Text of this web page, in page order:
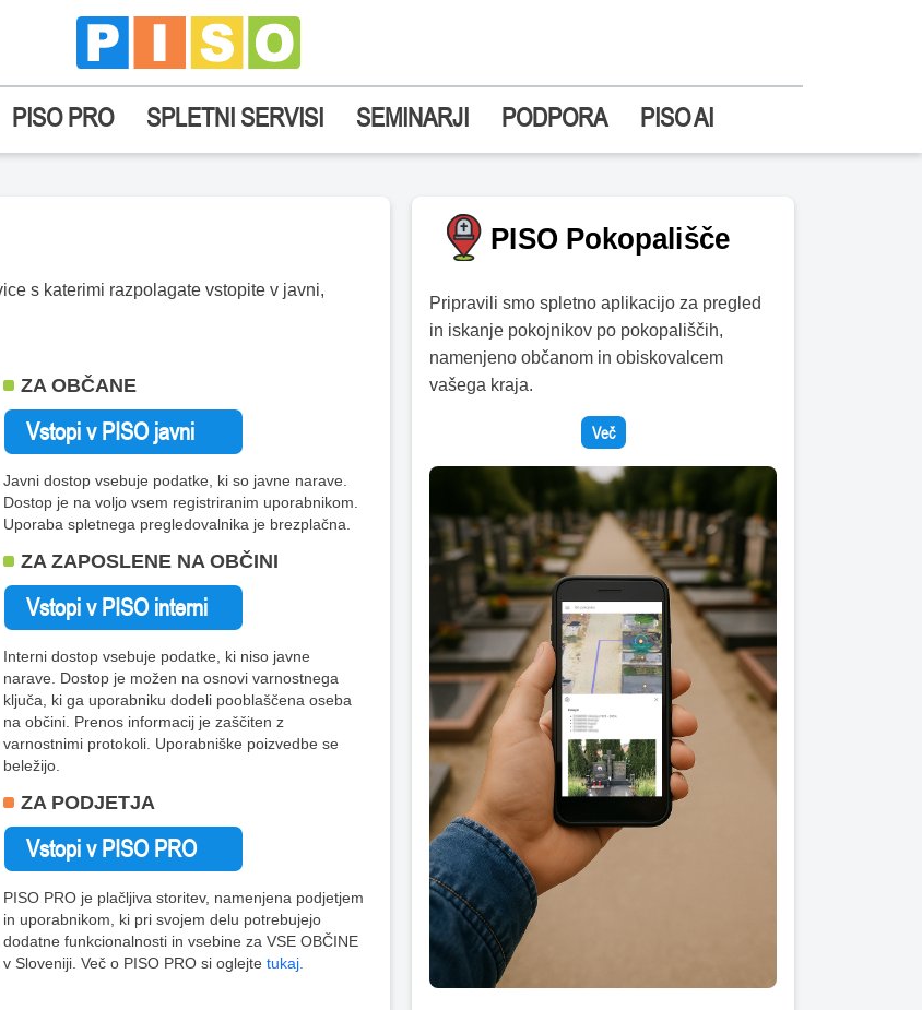
PISO PRO SPLETNI SERVISI SEMINARJI PODPORA PISO AI
s katerimi razpolagate vstopite v javni,
ZA OBČANE
Javni dostop vsebuje podatke, ki so javne narave.
Dostop je na voljo vsem registriranim uporabnikom.
Uporaba spletnega pregledovalnika je brezplačna.
ZA ZAPOSLENE NA OBČINI
Interni dostop vsebuje podatke, ki niso javne
narave. Dostop je možen na osnovi varnostnega
ključa, ki ga uporabniku dodeli pooblaščena oseba
na občini. Prenos informacij je zaščiten z
varnostnimi protokoli. Uporabniške poizvedbe se
beležijo.
ZA PODJETJA
PISO PRO je plačljiva storitev, namenjena podjetjem
in uporabnikom, ki pri svojem delu potrebujejo
dodatne funkcionalnosti in vsebine za VSE OBČINE
v Sloveniji. Več o PISO PRO si oglejte tukaj.
Pripravili smo spletno aplikacijo za pregled
in iskanje pokojnikov po pokopališčih,
namenjeno občanom in obiskovalcem
vašega kraja.
Več
Previous Next